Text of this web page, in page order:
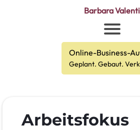
Barbara Valenti
Online-Business-
Geplant. Gebaut.
Arbeitsfokus